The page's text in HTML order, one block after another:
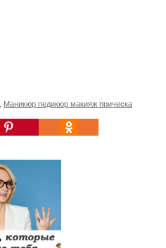
Маникюр педикюр макияж прическа